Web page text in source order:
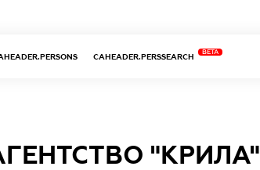
CAHEADER.PERSSEARCH
BETA
"КРИЛА"